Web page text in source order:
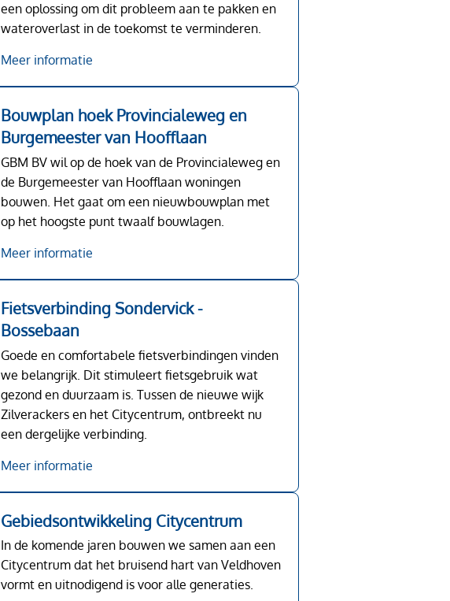
een oplossing om dit probleem aan te pakken en
wateroverlast in de toekomst te verminderen.
Meer informatie
Bouwplan hoek Provincialeweg en
Burgemeester van Hoofflaan
GBM BV wil op de hoek van de Provincialeweg en
de Burgemeester van Hoofflaan woningen
bouwen. Het gaat om een nieuwbouwplan met
op het hoogste punt twaalf bouwlagen.
Meer informatie
Fietsverbinding Sondervick -
Bossebaan
Goede en comfortabele fietsverbindingen vinden
we belangrijk. Dit stimuleert fietsgebruik wat
gezond en duurzaam is. Tussen de nieuwe wijk
Zilverackers en het Citycentrum, ontbreekt nu
een dergelijke verbinding.
Meer informatie
Gebiedsontwikkeling Citycentrum
In de komende jaren bouwen we samen aan een
Citycentrum dat het bruisend hart van Veldhoven
vormt en uitnodigend is voor alle generaties.